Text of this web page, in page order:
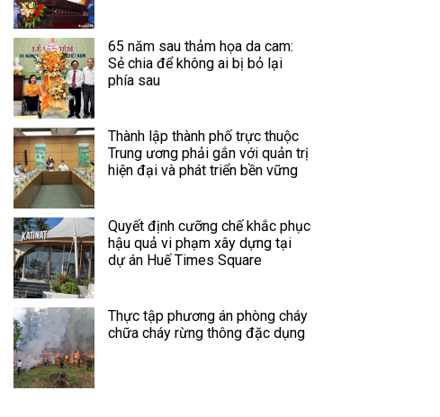
65 năm sau thảm họa da cam:
Sẻ chia để không ai bị bỏ lại
phía sau
Thành lập thành phố trực thuộc
Trung ương phải gắn với quản trị
hiện đại và phát triển bền vững
Quyết định cưỡng chế khắc phục
hậu quả vi phạm xây dựng tại
dự án Huế Times Square
Thực tập phương án phòng cháy
chữa cháy rừng thông đặc dụng